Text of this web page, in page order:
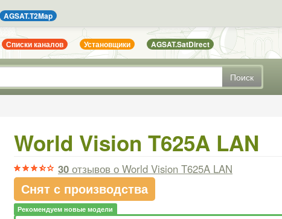
AGSAT.T2Map
Списки каналов Установщики AGSAT.SatDirect
Поиск
World Vision T625A LAN
30 отзывово World Vision T625A LAN
Снят с производства
Рекомендуем новые модели